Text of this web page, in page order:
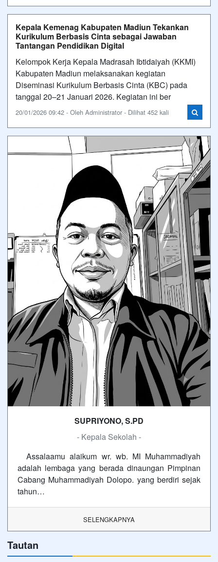
Kepala Kemenag Kabupaten Madiun Tekankan
Kurikulum Berbasis Cinta sebagai Jawaban
Tantangan Pendidikan Digital
Kelompok Kerja Kepala Madrasah Ibtidaiyah (KKMI)
Kabupaten Madiun melaksanakan kegiatan
Diseminasi Kurikulum Berbasis Cinta (KBC) pada
tanggal 20–21 Januari 2026. Kegiatan ini ber
20/01/2026 09:42 - Oleh Administrator - Dilihat 452 kali
SUPRIYONO, S.PD
- Kepala Sekolah -
Assalaamu alaikum wr. wb. MI Muhammadiyah
adalah lembaga yang berada dinaungan Pimpinan
Cabang Muhammadiyah Dolopo. yang berdiri sejak
tahun…
SELENGKAPNYA
Tautan